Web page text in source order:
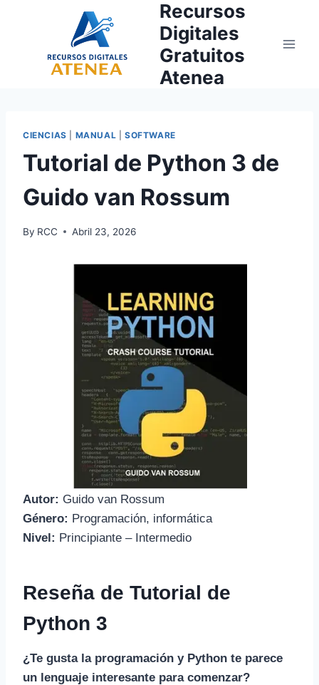
Recursos
Digitales
Gratuitos
Atenea
CIENCIAS MANUAL SOFTWARE
Tutorial de Python 3 de
Guido van Rossum
By RCC Abril 23, 2026
Autor: Guido van Rossum
Género: Programación, informática
Nivel: Principiante – Intermedio
Reseña de Tutorial de
Python 3
¿Te gusta la programación y Python te parece
un lenguaje interesante para comenzar?